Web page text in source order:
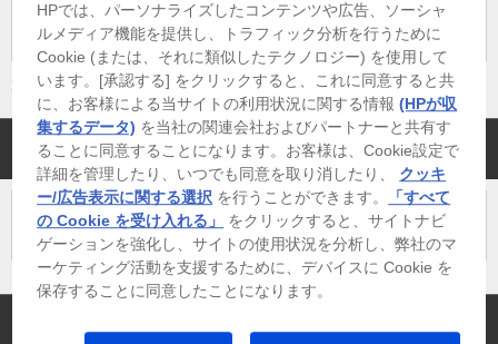
￥35,100 （税込） ]
≫ 説明を見る
ボディカラー
ディープエスプレッソ
HPでは、パーソナライズしたコンテンツや広告、ソーシャ
ルメディア機能を提供し、トラフィック分析を行うために
Cookie (または、それに類似したテクノロジー) を使用して
います。[承認する] をクリックすると、これに同意すると共
に、お客様による当サイトの利用状況に関する情報(HPが収
集するデータ) を当社の関連会社およびパートナーと共有す
ることに同意することになります。お客様は、Cookie設定で
詳細を管理したり、いつでも同意を取り消したり、 クッキ
ー/広告表示に関する選択 を行うことができます。
「すべて
の Cookie を受け入れる」
をクリックすると、サイトナビ
ゲーションを強化し、サイトの使用状況を分析し、弊社のマ
ーケティング活動を支援するために、デバイスに Cookie を
保存することに同意したことになります。